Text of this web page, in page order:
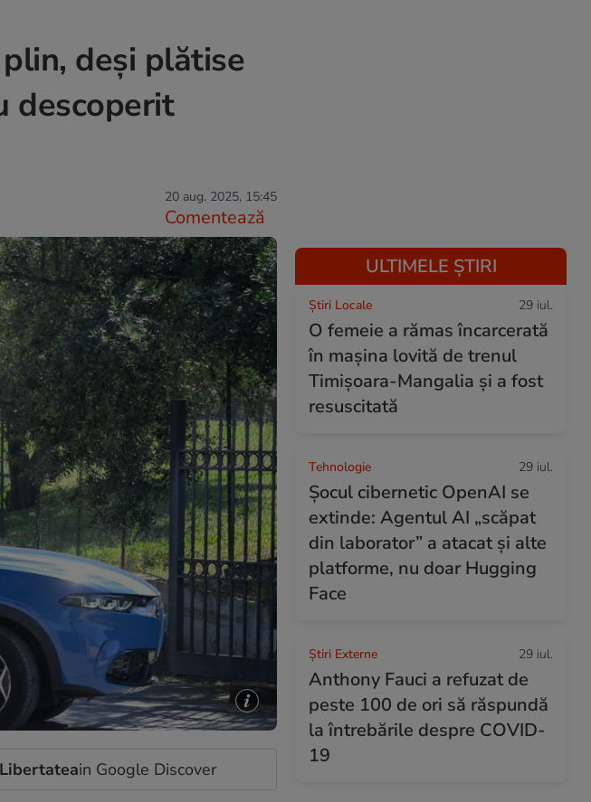
deși plătise
descoperit
20 aug. 2025, 15:45
Comentează
Libertateain Google Discover
ULTIMELE ȘTIRI
Știri Locale 29 iul.
O femeie a rămas încarcerată
în mașina lovită de trenul
Timișoara-Mangalia şi a fost
resuscitată
Tehnologie 29 iul.
Șocul cibernetic OpenAI se
extinde: Agentul AI „scăpat
din laborator” a atacat și alte
platforme, nu doar Hugging
Face
Știri Externe 29 iul.
Anthony Fauci a refuzat de
peste 100 de ori să răspundă
la întrebările despre COVID-
19